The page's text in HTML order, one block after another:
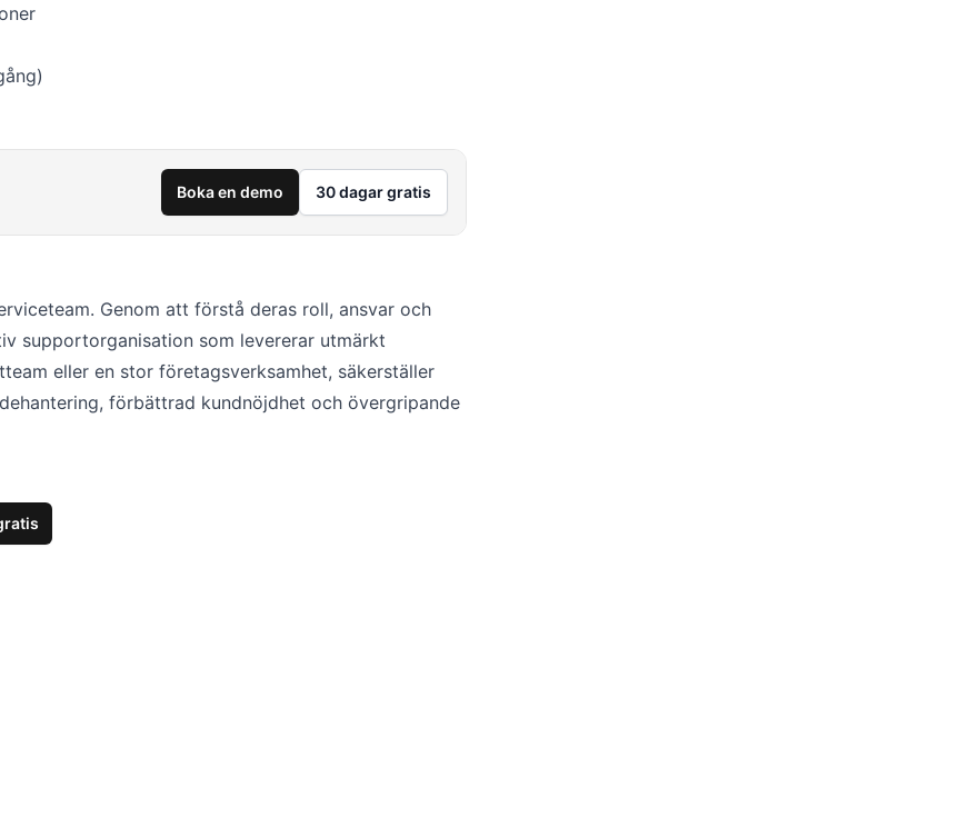
Boka en demo 30 dagar gratis
Genom att förstå deras roll, ansvar och
supportorganisation som levererar utmärkt
eller en stor företagsverksamhet, säkerställer
förbättrad kundnöjdhet och övergripande